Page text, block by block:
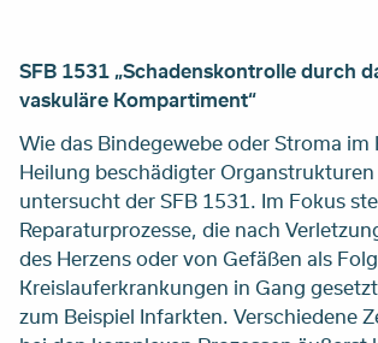
SFB 1531 „Schadenskontrolle durch
vaskuläre Kompartiment“
Wie das Bindegewebe oder Stroma im
Heilung beschädigter
untersucht der SFB 1531. Im Fokus
Reparaturprozesse, die nach
des Herzens oder von Gefäßen als
Kreislauferkrankungen in Gang
zum Beispiel Infarkten. Verschiedene